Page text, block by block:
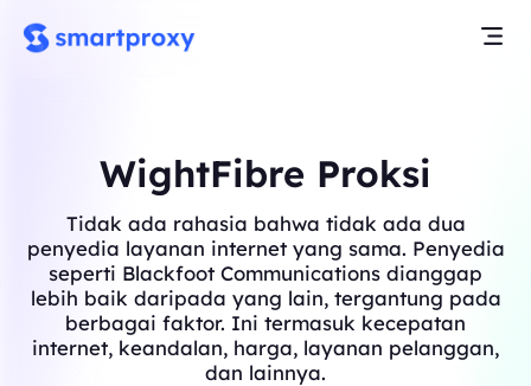
WightFibre Proksi
Tidak ada rahasia bahwa tidak ada dua
penyedia layanan internet yang sama. Penyedia
seperti Blackfoot Communications dianggap
lebih baik daripada yang lain, tergantung pada
berbagai faktor. Ini termasuk kecepatan
internet, keandalan, harga, layanan pelanggan,
dan lainnya.